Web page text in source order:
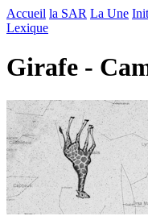
Accueil la SAR La Une
Lexique
Girafe -